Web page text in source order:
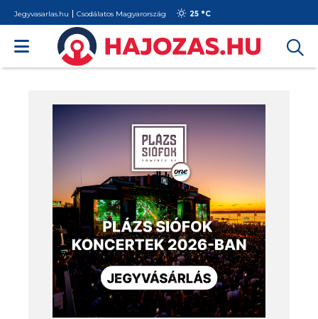
Jegyvasarlas.hu Csodálatos Magyarország 25 °C